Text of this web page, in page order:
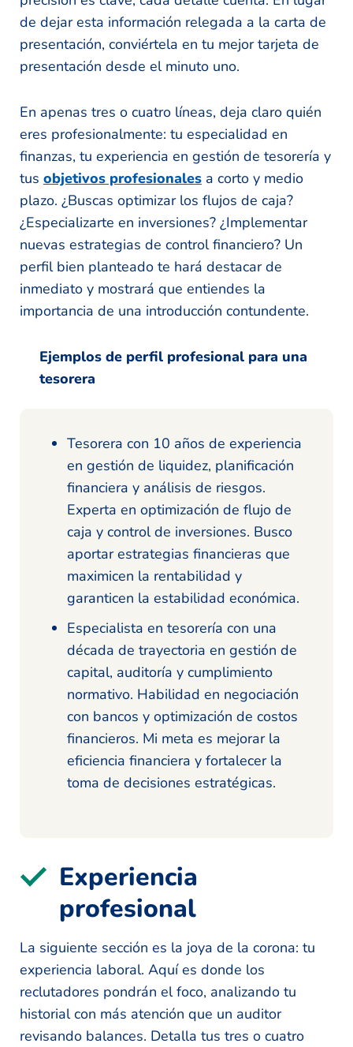
de dejar esta información relegada a la carta de
presentación, conviértela en tu mejor tarjeta de
presentación desde el minuto uno.
En apenas tres o cuatro líneas, deja claro quién
eres profesionalmente: tu especialidad en
finanzas, tu experiencia en gestión de tesorería y
tus objetivos profesionales a corto y medio
plazo. ¿Buscas optimizar los flujos de caja?
¿Especializarte en inversiones? ¿Implementar
nuevas estrategias de control financiero? Un
perfil bien planteado te hará destacar de
inmediato y mostrará que entiendes la
importancia de una introducción contundente.
Ejemplos de perfil profesional para una
tesorera
Tesorera con 10 años de experiencia
en gestión de liquidez, planificación
financiera y análisis de riesgos.
Experta en optimización de flujo de
caja y control de inversiones. Busco
aportar estrategias financieras que
maximicen la rentabilidad y
garanticen la estabilidad económica.
Especialista en tesorería con una
década de trayectoria en gestión de
capital, auditoría y cumplimiento
normativo. Habilidad en negociación
con bancos y optimización de costos
financieros. Mi meta es mejorar la
eficiencia financiera y fortalecer la
toma de decisiones estratégicas.
Experiencia
profesional
La siguiente sección es la joya de la corona: tu
experiencia laboral. Aquí es donde los
reclutadores pondrán el foco, analizando tu
historial con más atención que un auditor
revisando balances. Detalla tus tres o cuatro